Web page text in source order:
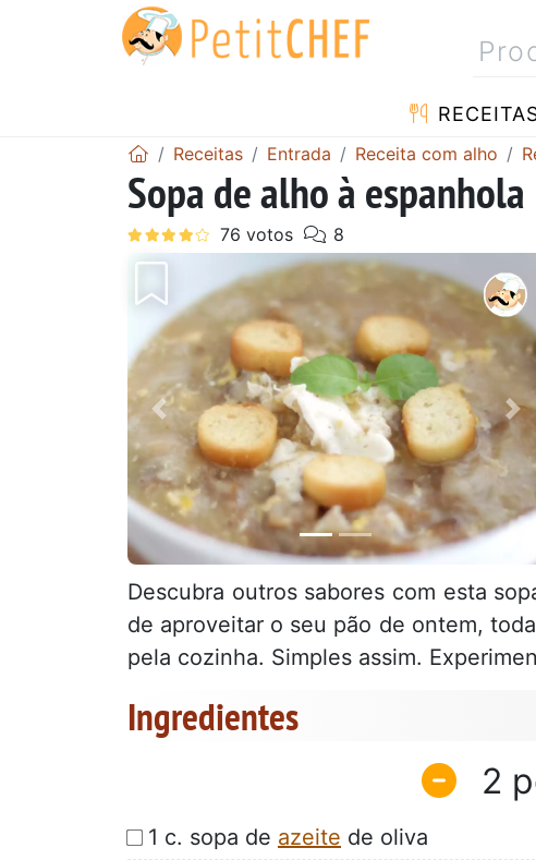
Receitas Entrada Receita com alho
Sopa de alho à espanhola
Anterior
Descubra outros sabores com esta
de aproveitar o seu pão de ontem,
pela cozinha. Simples assim.
Ingredientes
2
1 c. sopa de azeite de oliva